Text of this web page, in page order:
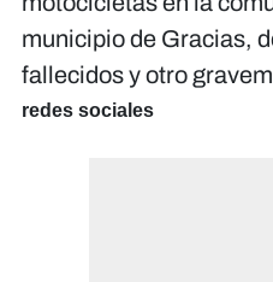
municipio de Gracias,
fallecidos y otro
redes sociales